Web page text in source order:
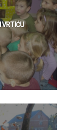
VRTIĆU